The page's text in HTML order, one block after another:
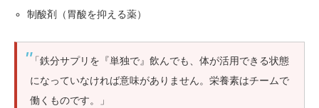
制酸剤（胃酸を抑える薬）
「鉄分サプリを『単独で』飲んでも、体が活用できる状態
になっていなければ意味がありません。栄養素はチームで
働くものです。」